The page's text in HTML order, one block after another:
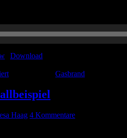
Download
Gasbrand
Haag 4 Kommentare